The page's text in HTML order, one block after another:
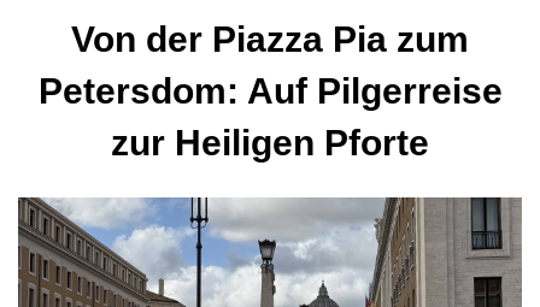
Von der Piazza Pia zum
Petersdom: Auf Pilgerreise
zur Heiligen Pforte